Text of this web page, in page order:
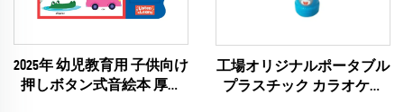
2025年 幼児教育用 子供向け
押しボタン式音絵本 厚紙
工場オリジナルポータブル
プラスチック カラオケマ